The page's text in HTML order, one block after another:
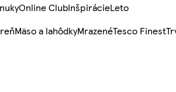
Online ClubInšpirácieLeto
Mäso a lahôdkyMrazenéTesco Finest